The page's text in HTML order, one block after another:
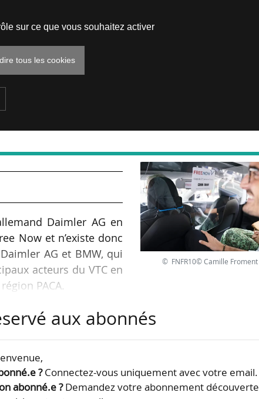
Now
Daimler AG en
Now et n’existe donc
AG et BMW, qui
acteurs du VTC en
PACA.
30 000 conducteurs
au sein de la
© FNFR10© Camille Froment
aux abonnés
?Connectez-vous uniquement avec votre email.
abonné.e ?Demandez votre abonnement découverte
sur ce que vous souhaitez activer
tous les cookies